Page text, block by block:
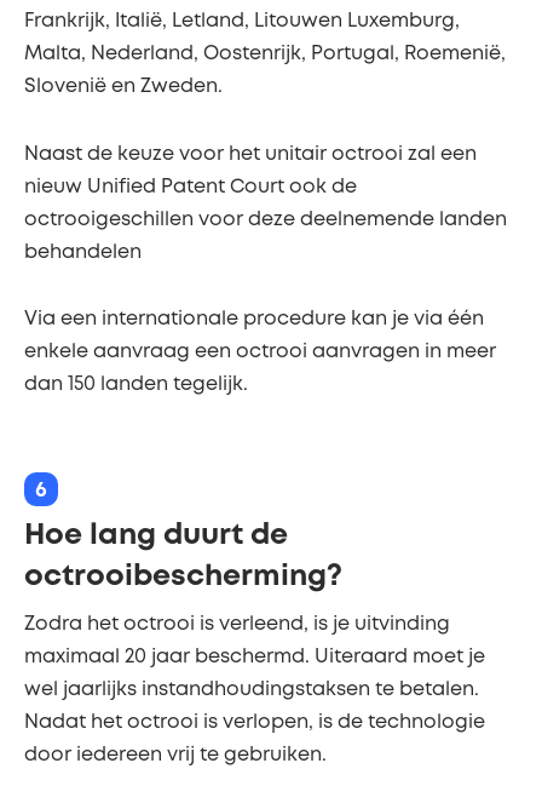
Frankrijk, Italië, Letland, Litouwen Luxemburg,
Malta, Nederland, Oostenrijk, Portugal, Roemenië,
Slovenië en Zweden.
Naast de keuze voor het unitair octrooi zal een
nieuw Unified Patent Court ook de
octrooigeschillen voor deze deelnemende landen
behandelen
Via een internationale procedure kan je via één
enkele aanvraag een octrooi aanvragen in meer
dan 150 landen tegelijk.
6
Hoe lang duurt de
octrooibescherming?
Zodra het octrooi is verleend, is je uitvinding
maximaal 20 jaar beschermd. Uiteraard moet je
wel jaarlijks instandhoudingstaksen te betalen.
Nadat het octrooi is verlopen, is de technologie
door iedereen vrij te gebruiken.